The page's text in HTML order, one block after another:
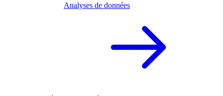
Analyses de données